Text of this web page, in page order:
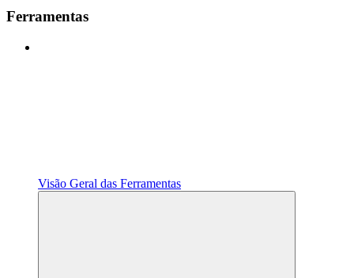
Ferramentas
Visão Geral das Ferramentas